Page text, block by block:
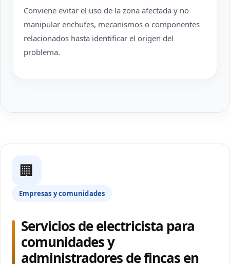
Conviene evitar el uso de la zona afectada y no
manipular enchufes, mecanismos o componentes
relacionados hasta identificar el origen del
problema.
🏢
Empresas y comunidades
Servicios de electricista para
comunidades y
administradores de fincas en